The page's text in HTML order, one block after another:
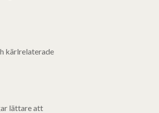
kärlrelaterade
lättare att